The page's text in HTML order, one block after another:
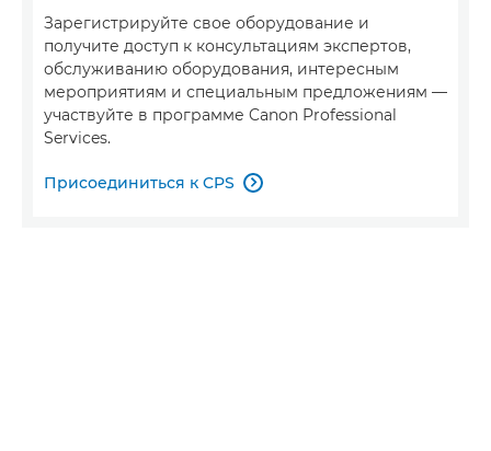
Зарегистрируйте свое оборудование и
получите доступ к консультациям экспертов,
обслуживанию оборудования, интересным
мероприятиям и специальным предложениям —
участвуйте в программе Canon Professional
Services.
Присоединиться к CPS 